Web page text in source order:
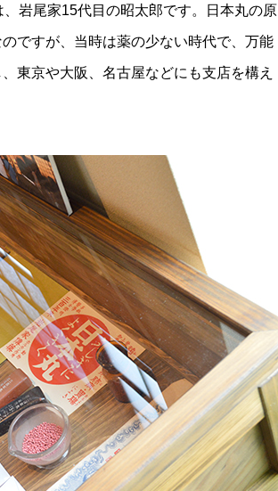
岩尾家15代目の昭太郎です。日本丸の原
ですが、当時は薬の少ない時代で、万能
東京や大阪、名古屋などにも支店を構え